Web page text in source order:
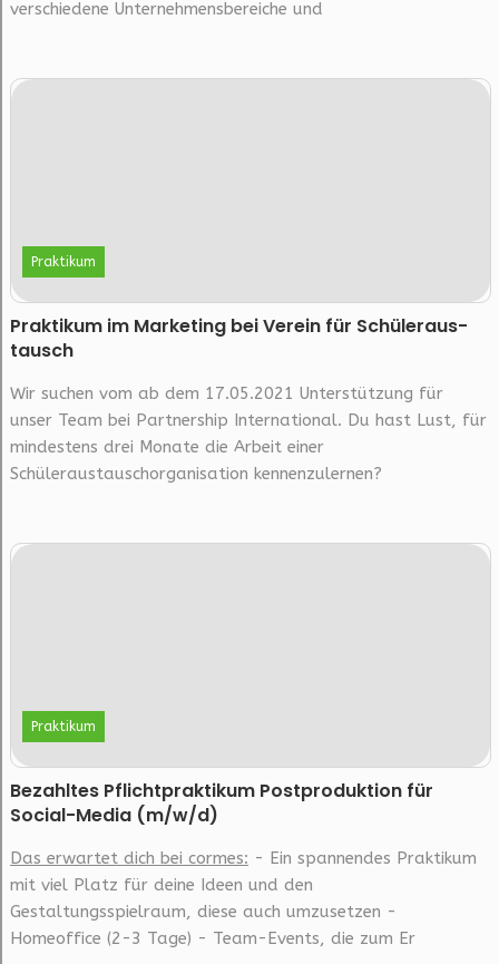
verschiedene Unternehmensbereiche und
Praktikum
Prak­ti­kum im Mar­ke­ting bei Ver­ein für Schü­ler­aus­
tausch
Wir suchen vom ab dem 17.05.2021 Unterstützung für
unser Team bei Partnership International. Du hast Lust, für
mindestens drei Monate die Arbeit einer
Schüleraustauschorganisation kennenzulernen?
Praktikum
Bezahltes Pflichtpraktikum Postproduktion für
Social-Media (m/w/d)
Das erwartet dich bei cormes: - Ein spannendes Praktikum
mit viel Platz für deine Ideen und den
Gestaltungsspielraum, diese auch umzusetzen -
Homeoffice (2-3 Tage) - Team-Events, die zum Er